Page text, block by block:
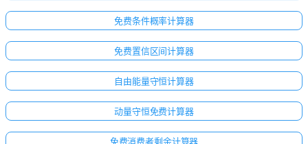
免费条件概率计算器
免费置信区间计算器
自由能量守恒计算器
动量守恒免费计算器
免费消费者剩余计算器